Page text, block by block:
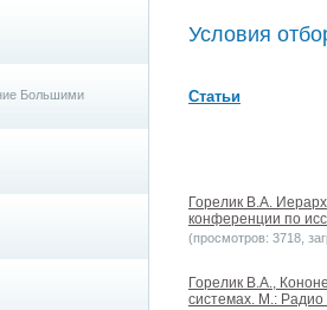
Большими
Условия
Статьи
Горелик В.А.
конференции по
(просмотров: 3718,
Горелик В.А.,
системах. М.: Радио